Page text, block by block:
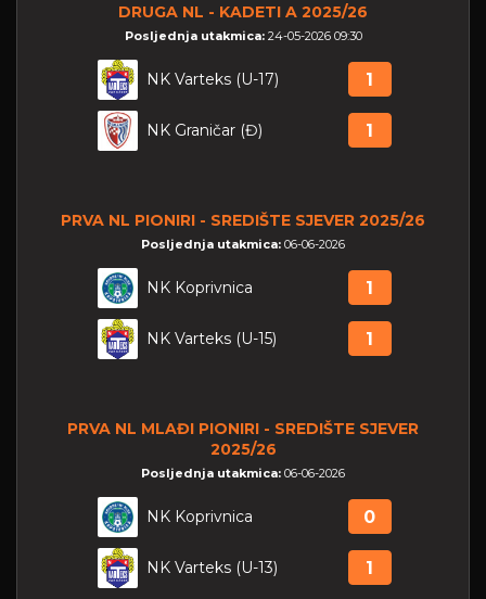
DRUGA NL - KADETI A 2025/26
Posljednja utakmica: 24-05-2026 09:30
NK Varteks (U-17) 1
NK Graničar (Đ) 1
PRVA NL PIONIRI - SREDIŠTE SJEVER 2025/26
Posljednja utakmica: 06-06-2026
NK Koprivnica 1
NK Varteks (U-15) 1
PRVA NL MLAĐI PIONIRI - SREDIŠTE SJEVER
2025/26
Posljednja utakmica: 06-06-2026
NK Koprivnica 0
NK Varteks (U-13) 1